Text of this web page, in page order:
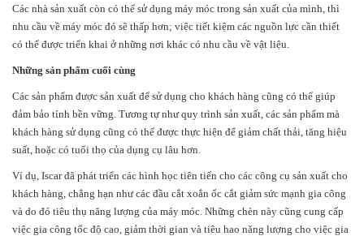
Các nhà sản xuất còn có thể sử dụng máy móc trong sản xuất của mình, thì
nhu cầu về máy móc đó sẽ thấp hơn; việc tiết kiệm các nguồn lực cần thiết
có thể được triển khai ở những nơi khác có nhu cầu về vật liệu.
Những sản phẩm cuối cùng
Các sản phẩm được sản xuất để sử dụng cho khách hàng cũng có thể giúp
đảm bảo tính bền vững. Tương tự như quy trình sản xuất, các sản phẩm mà
khách hàng sử dụng cũng có thể được thực hiện để giảm chất thải, tăng hiệu
suất, hoặc có tuổi thọ của dụng cụ lâu hơn.
Ví dụ, Iscar đã phát triển các hình học tiên tiến cho các công cụ sản xuất cho
khách hàng, chẳng hạn như các đầu cắt xoắn ốc cắt giảm sức mạnh gia công
và do đó tiêu thụ năng lượng của máy móc. Những chèn này cũng cung cấp
việc gia công tốc độ cao, giảm thời gian và tiêu hao năng lượng cho việc gia